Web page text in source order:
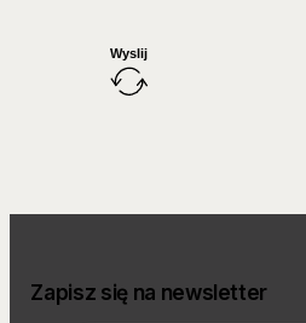
Wyslij
Zapisz się na newsletter